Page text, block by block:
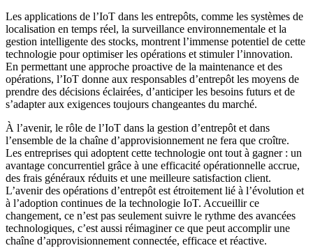
Les applications de l’IoT dans les entrepôts, comme les systèmes de
localisation en temps réel, la surveillance environnementale et la
gestion intelligente des stocks, montrent l’immense potentiel de cette
technologie pour optimiser les opérations et stimuler l’innovation.
En permettant une approche proactive de la maintenance et des
opérations, l’IoT donne aux responsables d’entrepôt les moyens de
prendre des décisions éclairées, d’anticiper les besoins futurs et de
s’adapter aux exigences toujours changeantes du marché.
À l’avenir, le rôle de l’IoT dans la gestion d’entrepôt et dans
l’ensemble de la chaîne d’approvisionnement ne fera que croître.
Les entreprises qui adoptent cette technologie ont tout à gagner : un
avantage concurrentiel grâce à une efficacité opérationnelle accrue,
des frais généraux réduits et une meilleure satisfaction client.
L’avenir des opérations d’entrepôt est étroitement lié à l’évolution et
à l’adoption continues de la technologie IoT. Accueillir ce
changement, ce n’est pas seulement suivre le rythme des avancées
technologiques, c’est aussi réimaginer ce que peut accomplir une
chaîne d’approvisionnement connectée, efficace et réactive.